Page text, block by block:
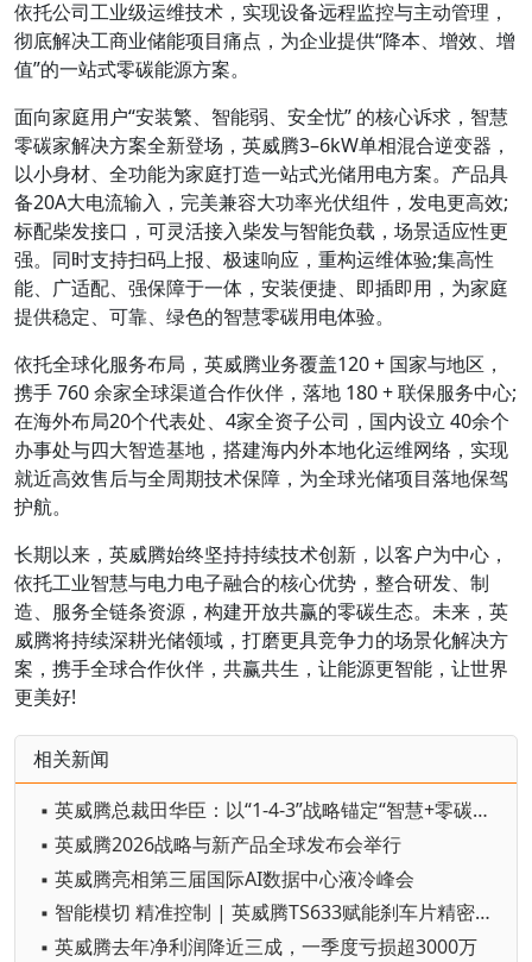
依托公司工业级运维技术，实现设备远程监控与主动管理，
彻底解决工商业储能项目痛点，为企业提供“降本、增效、增
值”的一站式零碳能源方案。
面向家庭用户“安装繁、智能弱、安全忧” 的核心诉求，智慧
零碳家解决方案全新登场，英威腾3–6kW单相混合逆变器，
以小身材、全功能为家庭打造一站式光储用电方案。产品具
备20A大电流输入，完美兼容大功率光伏组件，发电更高效;
标配柴发接口，可灵活接入柴发与智能负载，场景适应性更
强。同时支持扫码上报、极速响应，重构运维体验;集高性
能、广适配、强保障于一体，安装便捷、即插即用，为家庭
提供稳定、可靠、绿色的智慧零碳用电体验。
依托全球化服务布局，英威腾业务覆盖120 + 国家与地区，
携手 760 余家全球渠道合作伙伴，落地 180 + 联保服务中心;
在海外布局20个代表处、4家全资子公司，国内设立 40余个
办事处与四大智造基地，搭建海内外本地化运维网络，实现
就近高效售后与全周期技术保障，为全球光储项目落地保驾
护航。
长期以来，英威腾始终坚持持续技术创新，以客户为中心，
依托工业智慧与电力电子融合的核心优势，整合研发、制
造、服务全链条资源，构建开放共赢的零碳生态。未来，英
威腾将持续深耕光储领域，打磨更具竞争力的场景化解决方
案，携手全球合作伙伴，共赢共生，让能源更智能，让世界
更美好!
相关新闻
▪ 英威腾总裁田华臣：以“1-4-3”战略锚定“智慧+零碳”新坐标
▪ 英威腾2026战略与新产品全球发布会举行
▪ 英威腾亮相第三届国际AI数据中心液冷峰会
▪ 智能模切 精准控制 | 英威腾TS633赋能刹车片精密模切升级
▪ 英威腾去年净利润降近三成，一季度亏损超3000万